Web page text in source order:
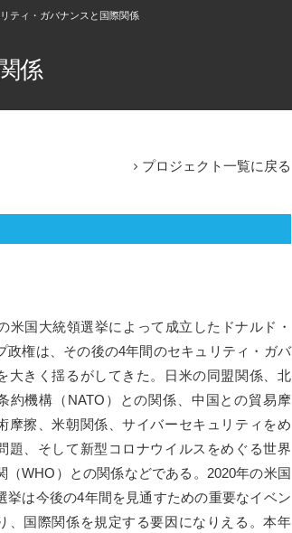
ティ・ガバナンスと国際関係
係
プロジェクト一覧に戻る
米国大統領選挙によって成立したドナルド・
政権は、その後の4年間のセキュリティ・ガバ
大きく揺るがしてきた。日米の同盟関係、北
約機構（NATO）との関係、中国との貿易摩
摩擦、米朝関係、サイバーセキュリティをめ
題、そして新型コロナウイルスをめぐる世界
（WHO）との関係などである。2020年の米国
挙は今後の4年間を見通すための重要なイベン
、国際関係を規定する要因になりえる。本年